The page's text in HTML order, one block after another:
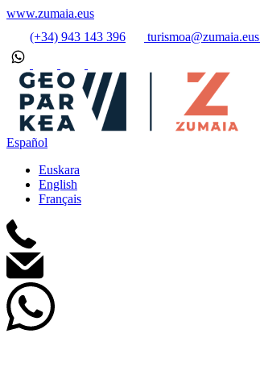
www.zumaia.eus
(+34) 943 143 396
turismoa@zumaia.eus
Español
Euskara
English
Français